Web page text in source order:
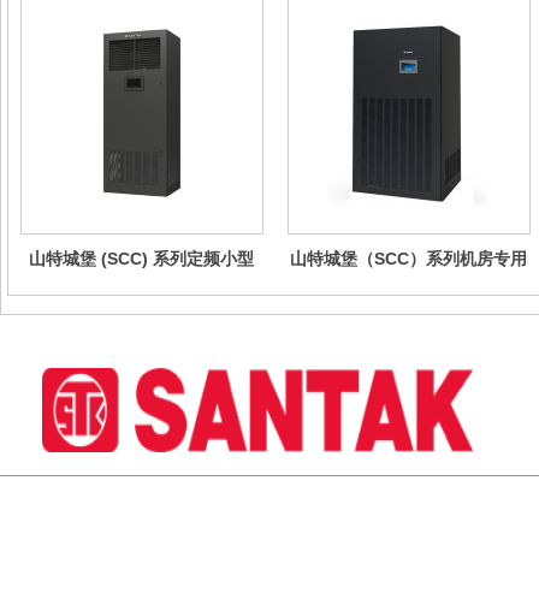
山特城堡 (SCC) 系列定频小型
山特城堡（SCC）系列机房专用